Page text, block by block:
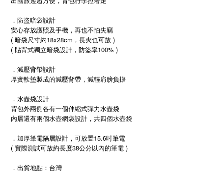
．防盜暗袋設計
安心存放護照及手機，再也不怕失竊
( 暗袋尺寸約18x28cm，長夾也可放 )
( 貼背式獨立暗袋設計，防盜率100% )
．減壓背帶設計
厚實軟墊製成的減壓背帶，減輕肩膀負擔
．水壺袋設計
背包外兩側各有一個伸縮式彈力水壺袋
內層還有兩個水壺網袋設計，共四個水壺袋
．加厚筆電隔層設計，可放置15.6吋筆電
( 實際測試可放約長度38公分以內的筆電 )
．出貨地點：台灣